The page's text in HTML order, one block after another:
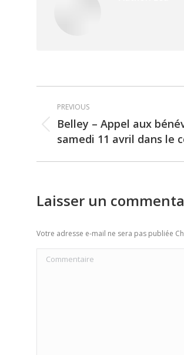
Post
navigation
PREVIOUS
Previous
post:
Belley – Appel aux
samedi 11 avril dans le
Laisser un
Votre adresse e-mail ne sera pas publiée
Commentaire